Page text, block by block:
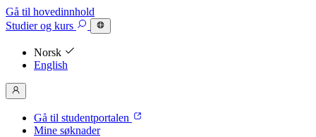
Gå til hovedinnhold
Studierog kurs
Norsk
English
Gå til studentportalen
Mine søknader